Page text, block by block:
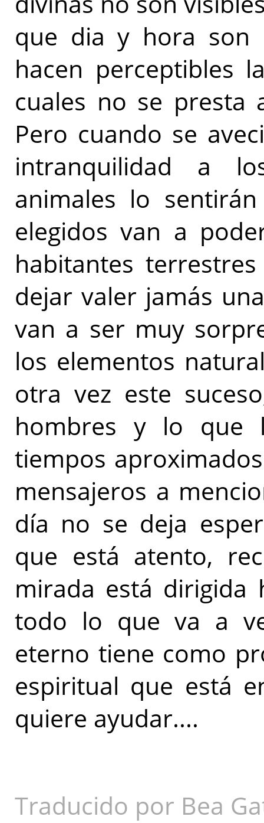
que dia y hora son
hacen perceptibles
cuales no se presta
Pero cuando se
intranquilidad a
animales lo
elegidos van a
habitantes
dejar valer jamás
van a ser muy
los elementos
otra vez este
hombres y lo que
tiempos
mensajeros a
día no se deja
que está atento,
mirada está dirigida
todo lo que va a
eterno tiene como
espiritual que está
quiere ayudar....
Traducido por Bea